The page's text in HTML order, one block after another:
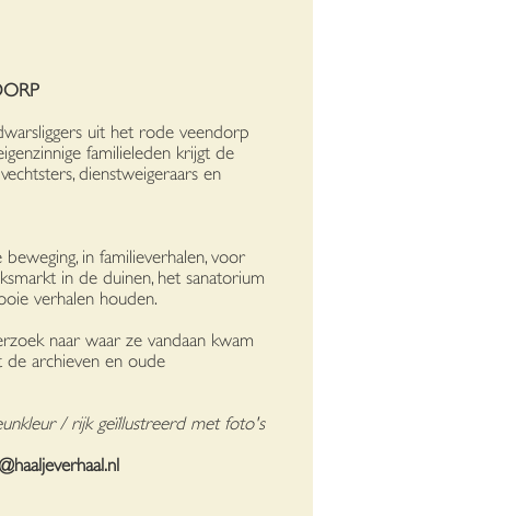
uit het rode veendorp
familieleden krijgt de
dienstweigeraars en
in familieverhalen, voor
in de duinen, het sanatorium
verhalen houden.
naar waar ze vandaan kwam
de archieven en oude
/ rijk geïllustreerd met foto's
ljeverhaal.nl